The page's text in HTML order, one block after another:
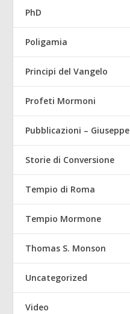
PhD
Poligamia
Principi del Vangelo
Profeti Mormoni
Pubblicazioni – Giuseppe
Storie di Conversione
Tempio di Roma
Tempio Mormone
Thomas S. Monson
Uncategorized
Video